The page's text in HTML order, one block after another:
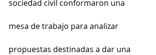
sociedad civil conformaron una
mesa de trabajo para analizar
propuestas destinadas a dar una